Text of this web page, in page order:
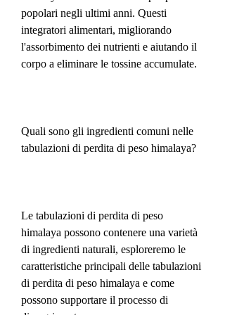
popolari negli ultimi anni. Questi
integratori alimentari, migliorando
l'assorbimento dei nutrienti e aiutando il
corpo a eliminare le tossine accumulate.
Quali sono gli ingredienti comuni nelle
tabulazioni di perdita di peso himalaya?
Le tabulazioni di perdita di peso
himalaya possono contenere una varietà
di ingredienti naturali, esploreremo le
caratteristiche principali delle tabulazioni
di perdita di peso himalaya e come
possono supportare il processo di